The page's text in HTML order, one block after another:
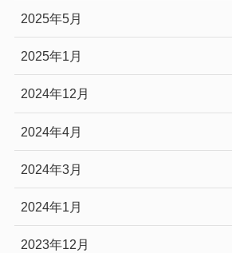
2025年5月
2025年1月
2024年12月
2024年4月
2024年3月
2024年1月
2023年12月